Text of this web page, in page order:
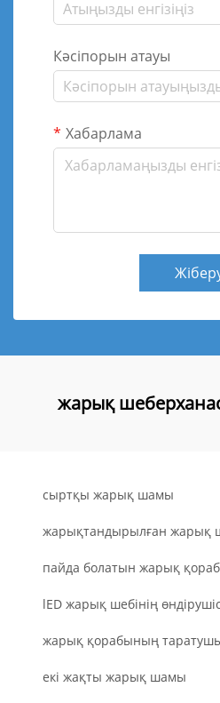
Кәсіпорын атауы
Хабарлама
жарық
сыртқы жарық шамы
жарықтандырылған жарық
пайда болатын жарық
lED жарық шебінің
жарық қорабының
екі жақты жарық шамы